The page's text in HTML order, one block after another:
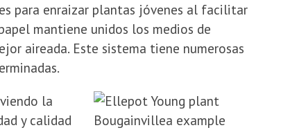
para enraizar plantas jóvenes al facilitar
mantiene unidos los medios de
aireada. Este sistema tiene numerosas
la
y calidad